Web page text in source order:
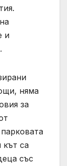
и
няма
за
кът са
със